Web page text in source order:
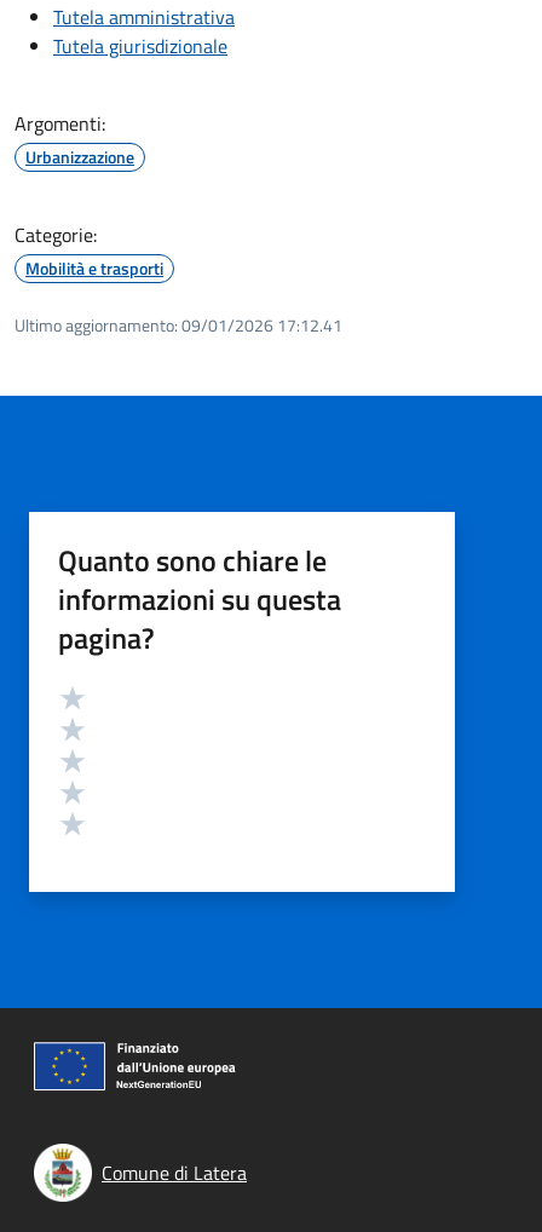
Tutela amministrativa
Tutela giurisdizionale
Argomenti:
Urbanizzazione
Categorie:
Mobilità e trasporti
Ultimo aggiornamento:09/01/2026 17:12.41
Quanto sono chiare le
informazioni su questa
pagina?
Valutazione
Comune di Latera